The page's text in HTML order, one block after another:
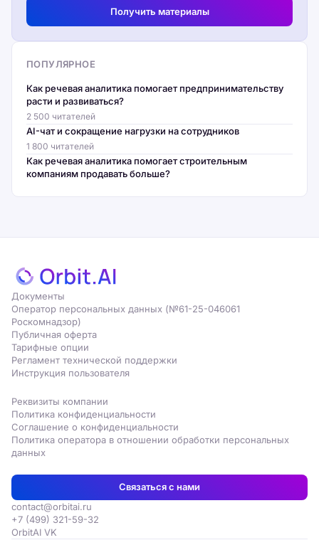
Получить материалы
ПОПУЛЯРНОЕ
Как речевая аналитика помогает предпринимательству
расти и развиваться?
2 500 читателей
AI-чат и сокращение нагрузки на сотрудников
1 800 читателей
Как речевая аналитика помогает строительным
компаниям продавать больше?
Документы
Оператор персональных данных (№61-25-046061
Роскомнадзор)
Публичная оферта
Тарифные опции
Регламент технической поддержки
Инструкция пользователя
Реквизиты компании
Политика конфиденциальности
Соглашение о конфиденциальности
Политика оператора в отношении обработки персональных
данных
Связаться с нами
contact@orbitai.ru
+7 (499) 321-59-32
OrbitAI VK